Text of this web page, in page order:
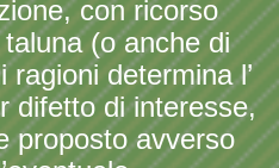
con ricorso
(o anche di
determina l’
difetto di interesse,
proposto avverso